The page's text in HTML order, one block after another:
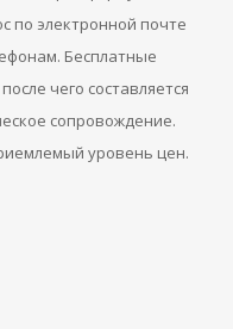
по электронной почте
Бесплатные
чего составляется
сопровождение.
уровень цен.